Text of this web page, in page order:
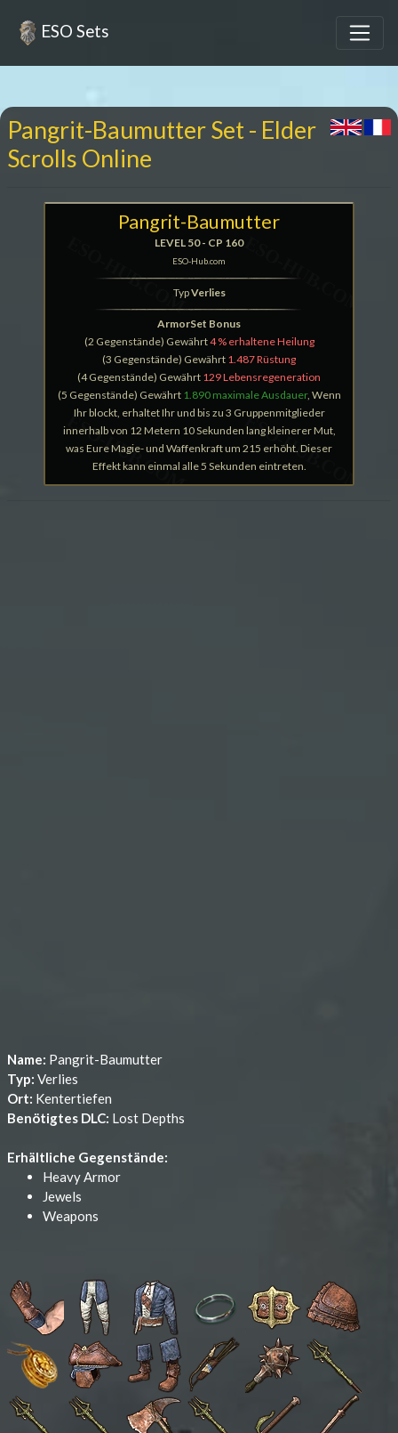
ESO Sets
Pangrit-Baumutter Set - Elder
Scrolls Online
Pangrit-Baumutter
LEVEL 50 - CP 160
ESO-Hub.com
TypVerlies
ArmorSet Bonus
(2 Gegenstände) Gewährt4 % erhaltene Heilung
(3 Gegenstände) Gewährt 1.487 Rüstung
(4 Gegenstände) Gewährt 129 Lebensregeneration
(5 Gegenstände) Gewährt 1.890 maximale Ausdauer, Wenn
Ihr blockt, erhaltet Ihr und bis zu 3 Gruppenmitglieder
innerhalb von 12 Metern 10 Sekunden lang kleinerer Mut,
was Eure Magie- und Waffenkraft um 215 erhöht. Dieser
Effekt kann einmal alle 5 Sekunden eintreten.
Name: Pangrit-Baumutter
Typ: Verlies
Ort: Kentertiefen
Benötigtes DLC: Lost Depths
Erhältliche Gegenstände:
Heavy Armor
Jewels
Weapons